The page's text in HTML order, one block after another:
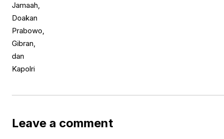
Leave a comment